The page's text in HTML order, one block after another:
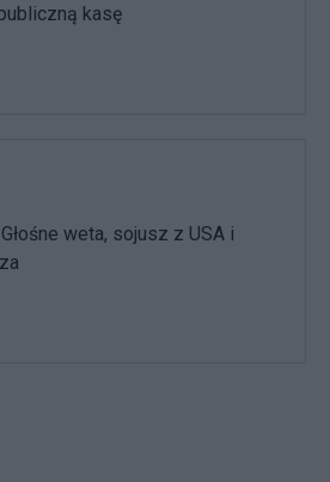
kasę
weta, sojusz z USA i